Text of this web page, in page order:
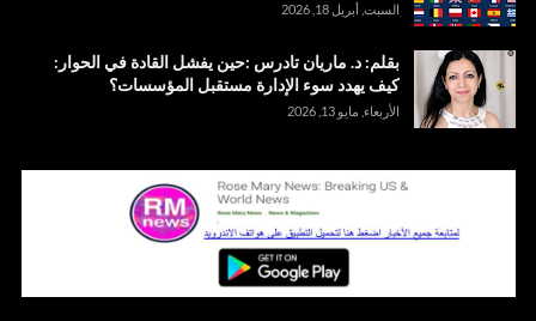
السبت, أبريل 18, 2026
بقلم: د. ماريان تادرس :حين يفشل القادة في الحوار:
كيف يهدد سوء الإدارة مستقبل المؤسسات؟
الأربعاء, مايو 13, 2026